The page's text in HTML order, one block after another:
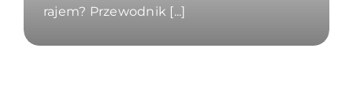
rajem? Przewodnik [...]